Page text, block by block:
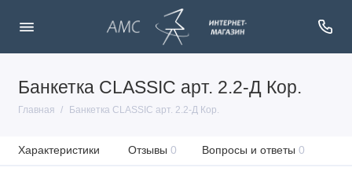
Банкетка CLASSIC арт. 2.2-Д Кор.
Главная Банкетка CLASSIC арт. 2.2-Д Кор.
Характеристики Отзывы 0 Вопросы и ответы 0